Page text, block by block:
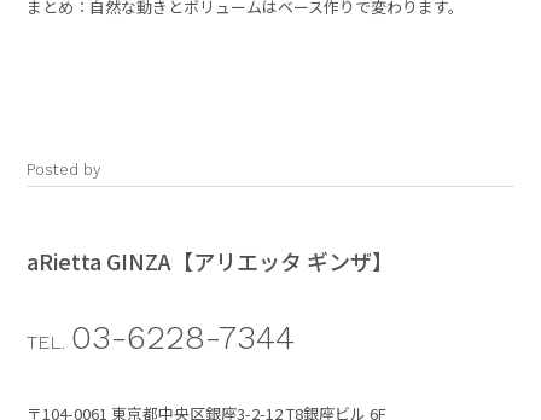
まとめ：自然な動きとボリュームはベース作りで変わります。
Posted by
aRietta GINZA【アリエッタ ギンザ】
TEL. 03-6228-7344
〒104-0061 東京都中央区銀座3-2-12 T8銀座ビル 6F